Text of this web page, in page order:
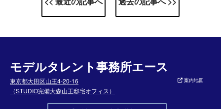
モデルタレント事務所エース
東京都大田区山王4-20-16
（STUDIO完備大森山王邸宅オフィス）
案内地図